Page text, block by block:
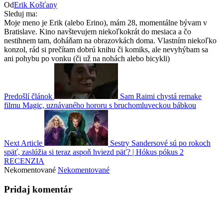
OdErik Košťany
Sleduj ma:
Moje meno je Erik (alebo Erino), mám 28, momentálne bývam v
Bratislave. Kino navštevujem niekoľkokrát do mesiaca a čo
nestihnem tam, doháňam na obrazovkách doma. Vlastním niekoľko
konzol, rád si prečítam dobrú knihu či komiks, ale nevyhýbam sa
ani pohybu po vonku (či už na nohách alebo bicykli)
Predošlí článok
Sam Raimi chystá remake
filmu Magic, uznávaného hororu s bruchomluveckou bábkou
Next Article
Sestry Sandersové sú po rokoch
späť, zaslúžia si teraz aspoň hviezd päť? | Hókus pókus 2
RECENZIA
Nekomentované Nekomentované
Pridaj komentár